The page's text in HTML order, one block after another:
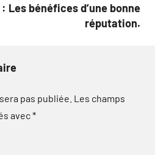
Les bénéfices d’une bonne
réputation.
pas publiée. Les champs
avec*